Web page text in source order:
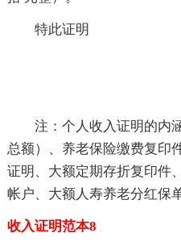
特此证明
注：个人收入证明的内
总额）、养老保险缴费复印
证明、大额定期存折复印件
帐户、大额人寿养老分红保
收入证明范本8